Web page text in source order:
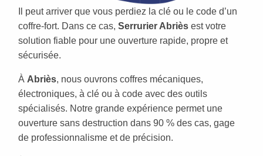
Il peut arriver que vous perdiez la clé ou le code d’un
coffre-fort. Dans ce cas, Serrurier Abriès est votre
solution fiable pour une ouverture rapide, propre et
sécurisée.
À Abriès, nous ouvrons coffres mécaniques,
électroniques, à clé ou à code avec des outils
spécialisés. Notre grande expérience permet une
ouverture sans destruction dans 90 % des cas, gage
de professionnalisme et de précision.